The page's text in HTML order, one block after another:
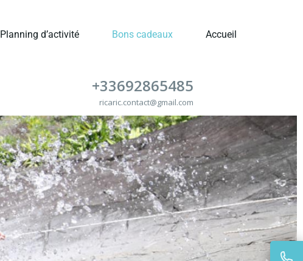
Planning d’activité Bons cadeaux Accueil